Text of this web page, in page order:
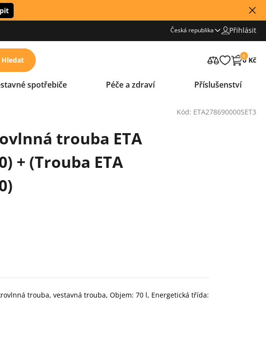
Česká republika Přihlásit
Hledat 0
0 Kč
spotřebiče Péče a zdraví Příslušenství
Kód: ETA278690000SET3
trouba ETA
+ (Trouba ETA
trouba, vestavná trouba, Objem: 70 l, Energetická třída: